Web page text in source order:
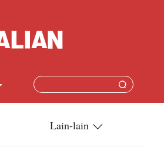
Lain-lain